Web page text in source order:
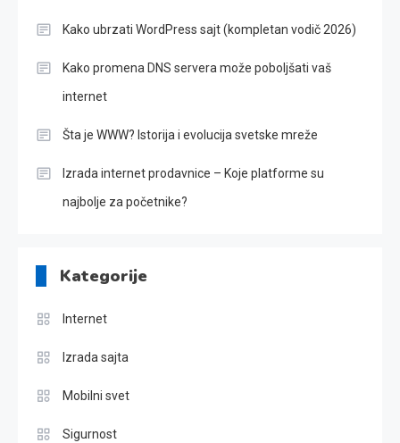
Kako ubrzati WordPress sajt (kompletan vodič 2026)
Kako promena DNS servera može poboljšati vaš
internet
Šta je WWW? Istorija i evolucija svetske mreže
Izrada internet prodavnice – Koje platforme su
najbolje za početnike?
Kategorije
Internet
Izrada sajta
Mobilni svet
Sigurnost